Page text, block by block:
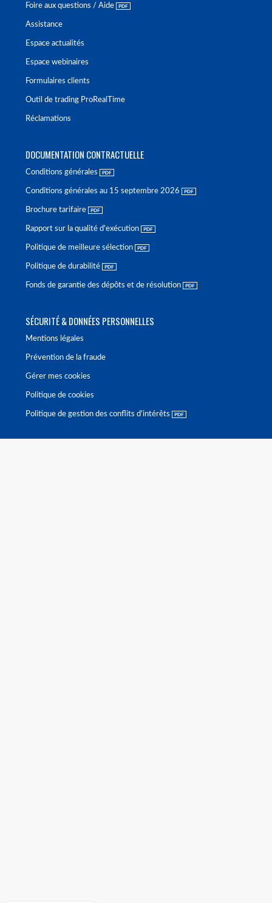
Foire aux questions / Aide
Assistance
Espace actualités
Espace webinaires
Formulaires clients
Outil de trading ProRealTime
Réclamations
DOCUMENTATION CONTRACTUELLE
Conditions générales
Conditions générales au 15 septembre 2026
Brochure tarifaire
Rapport sur la qualité d'exécution
Politique de meilleure sélection
Politique de durabilité
Fonds de garantie des dépôts et de résolution
SÉCURITÉ & DONNÉES PERSONNELLES
Mentions légales
Prévention de la fraude
Gérer mes cookies
Politique de cookies
Politique de gestion des conflits d'intérêts